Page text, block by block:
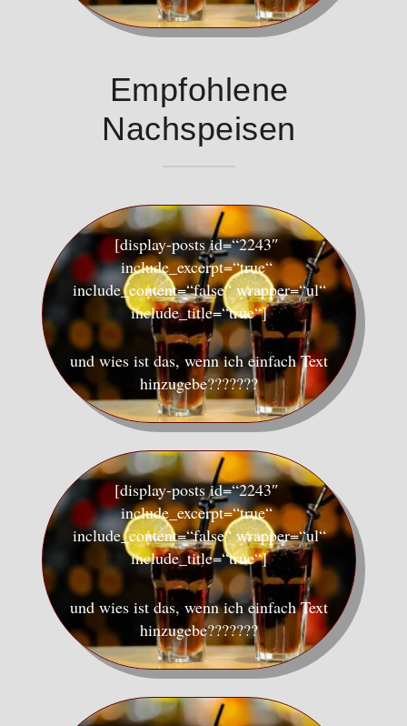
Empfohlene
Nachspeisen
[display-posts id=“2243″
include_excerpt=“true“
include_content=“false“ wrapper=“ul“
include_title=“true“]
und wies ist das, wenn ich einfach Text
hinzugebe???????
[display-posts id=“2243″
include_excerpt=“true“
include_content=“false“ wrapper=“ul“
include_title=“true“]
und wies ist das, wenn ich einfach Text
hinzugebe???????